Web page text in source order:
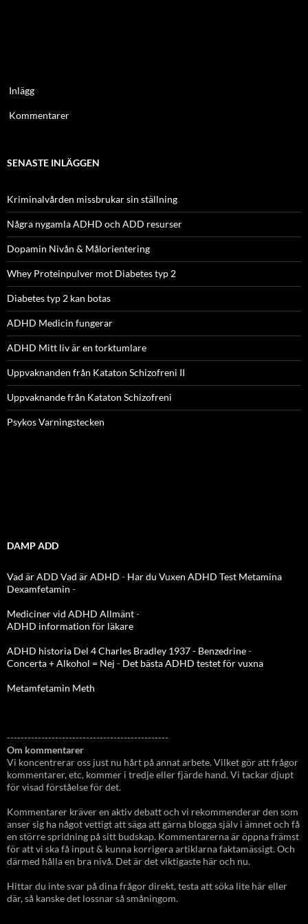
Inlägg
Kommentarer
SENASTE INLÄGGEN
Kriminalvården missbrukar sin ställning
Några nygamla ADHD och ADD resurser
Dopamin Nivån & Målorientering
Whey Proteinpulver mot Diabetes typ 2
Diabetes typ 2 kan botas
ADHD Medicin fungerar
ADHD Mitt liv är en torktumlare
Uppvaknanden från Kataton Schizofreni II
Uppvaknande från Kataton Schizofreni
Psykos Varningstecken
DAMP ADD
Vad är ADD Vad är ADHD - Har du Vuxen ADHD Test Metamina
Dexamfetamin -
Mediciner vid ADHD Allmänt-
ADHD information för läkare
ADHD historia Del 4 Charles Bradley 1937 - Benzedrine-
Concerta + Alkohol = Nej - Det bästa ADHD testet för vuxna
Metamfetamin Meth
-----------------------------------------------
Om kommentarer
Vi koncentrerar oss just nu hårt på annat arbete. Vilket gör att frågor
kommentarer, etc, kommer i tredje eller fjärde hand. Vi tackar djupt
för visad förståelse för det.
Kommentarer kräver en aktiv debatt och vi rekommenderar den som
anser sig ha något vettigt att säga att gärna blogga själv i ämnet och få
en större spridning på sitt budskap. Kommentarerna är öppna främst
för att vi ska få input & kunna korrigera artiklarna faktamässigt. Och
därmed hålla en bra nivå. Det är det viktigaste här och nu.
Hittar du inte svar på dina frågor direkt, testa att söka lite här eller
där, så kanske det lossnar så småningom.